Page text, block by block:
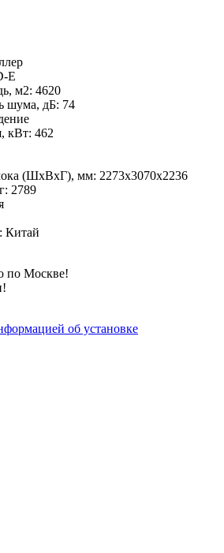
E
м2: 4620
шума, дБ: 74
кВт: 462
(ШхВхГ), мм: 2273x3070x2236
: 2789
: Китай
по Москве!
об установке